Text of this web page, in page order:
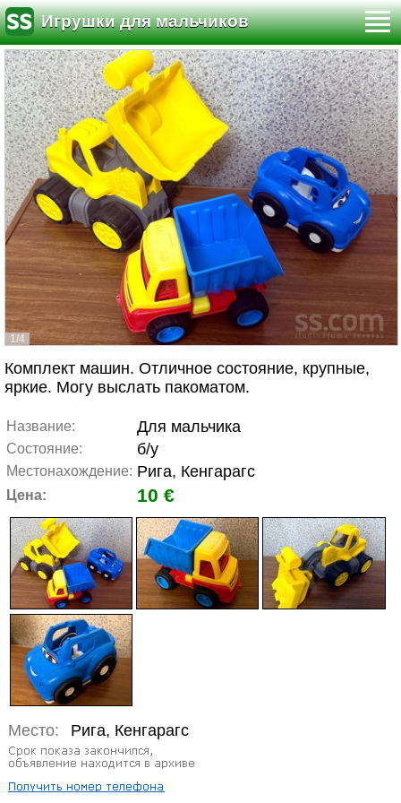
Игрушки для мальчиков
1/4
Комплект машин. Отличное состояние, крупные,
яркие. Могу выслать пакоматом.
Название: Для мальчика
Состояние: б/у
Местонахождение: Рига, Кенгарагс
Цена: 10 €
Место: Рига, Кенгарагс